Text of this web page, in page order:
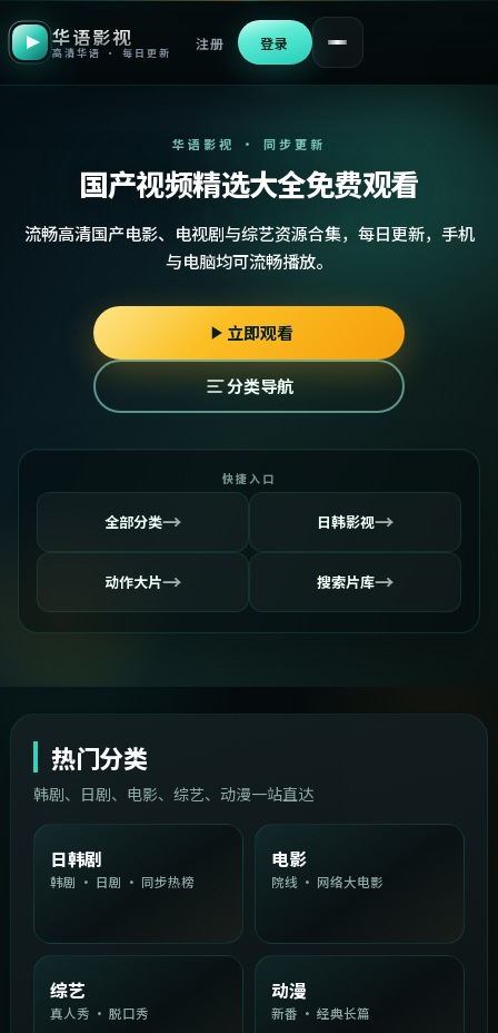
华语影视
高清华语 · 每日更新
注册 登录
华语影视 · 同步更新
国产视频精选大全免费观看
流畅高清国产电影、电视剧与综艺资源合集，每日更新，手机
与电脑均可流畅播放。
立即观看
分类导航
快捷入口
全部分类→ 日韩影视→
动作大片→ 搜索片库→
热门分类
韩剧、日剧、电影、综艺、动漫一站直达
日韩剧
韩剧 · 日剧 · 同步热榜
电影
院线 · 网络大电影
综艺
真人秀 · 脱口秀
动漫
新番 · 经典长篇